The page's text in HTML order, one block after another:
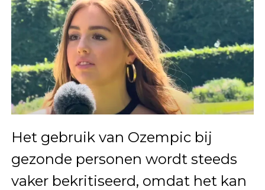
Het gebruik van Ozempic bij
gezonde personen wordt steeds
vaker bekritiseerd, omdat het kan